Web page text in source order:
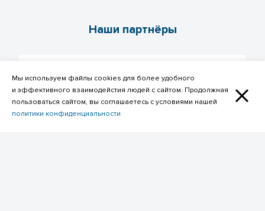
Наши партнёры
Мы используем файлы cookies для более удобного
и эффективного взаимодейстия людей с сайтом. Продолжная
пользоваться сайтом, вы соглашаетесь с условиями нашей
политики конфиденциальности